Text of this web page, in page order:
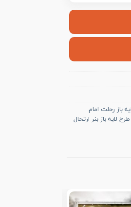
باز رحلت امام
طرح لایه باز بنر ارتحال